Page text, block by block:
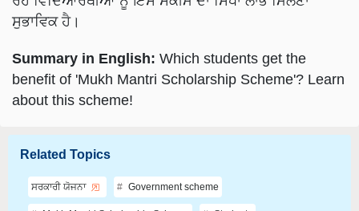
benefit of 'Mukh Mantri Scholarship Scheme'? Learn
about this scheme!
ਸਰਕਾਰੀ ਯੋਜਨਾ
Mukh Mantri Scholarship Scheme Students